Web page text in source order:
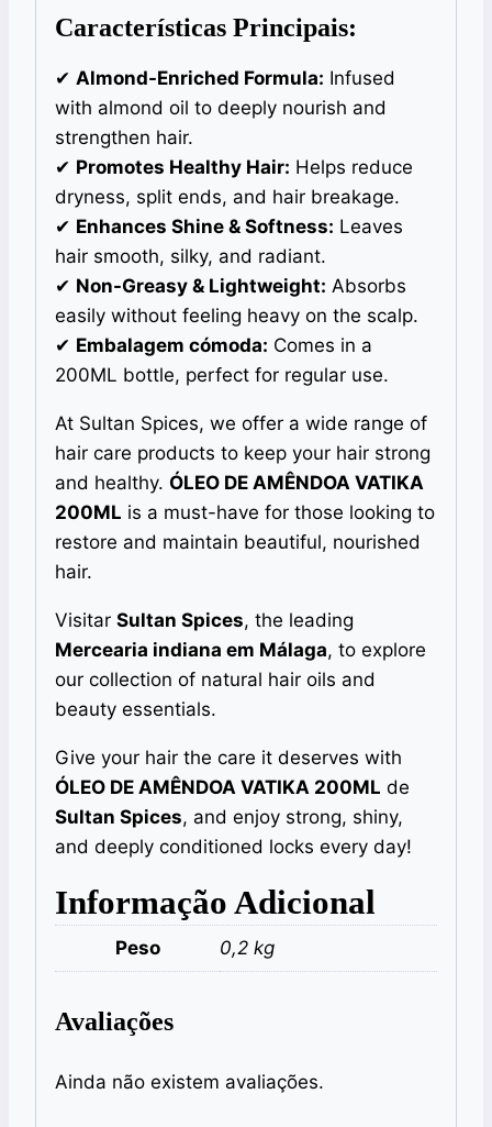
Características Principais:
✔ Almond-Enriched Formula: Infused
with almond oil to deeply nourish and
strengthen hair.
✔ Promotes Healthy Hair: Helps reduce
dryness, split ends, and hair breakage.
✔ Enhances Shine & Softness: Leaves
hair smooth, silky, and radiant.
✔ Non-Greasy & Lightweight: Absorbs
easily without feeling heavy on the scalp.
✔ Embalagem cómoda: Comes in a
200ML bottle, perfect for regular use.
At Sultan Spices, we offer a wide range of
hair care products to keep your hair strong
and healthy. ÓLEO DE AMÊNDOA VATIKA
200ML is a must-have for those looking to
restore and maintain beautiful, nourished
hair.
Visitar Sultan Spices, the leading
Mercearia indiana em Málaga, to explore
our collection of natural hair oils and
beauty essentials.
Give your hair the care it deserves with
ÓLEO DE AMÊNDOA VATIKA 200ML de
Sultan Spices, and enjoy strong, shiny,
and deeply conditioned locks every day!
Informação Adicional
Peso 0,2 kg
Avaliações
Ainda não existem avaliações.